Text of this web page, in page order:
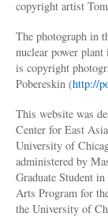
copyright artist
The photograph in
nuclear power
is copyright
Pobereskin (http://
This website was
Center for East
University of
administered by
Graduate Student
Arts Program for
the University of